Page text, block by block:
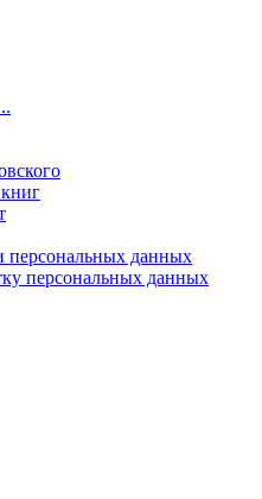
персональных данных
персональных данных